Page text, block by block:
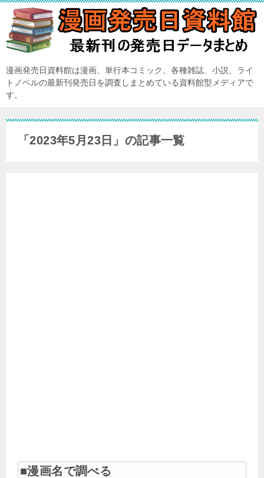
漫画発売日資料館は漫画、単行本コミック、各種雑誌、小説、ライ
トノベルの最新刊発売日を調査しまとめている資料館型メディアで
す。
「2023年5月23日」の記事一覧
■漫画名で調べる